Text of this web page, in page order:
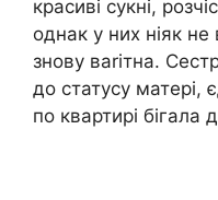
красиві сукні,
однак у них ніяк не
знову ваrітна.
до статусу матері,
по квартирі бігала